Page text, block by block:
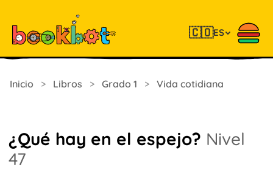
🇨🇴ES
Inicio > Libros > Grado 1 > Vida cotidiana
¿Qué hay en el espejo? Nivel
47